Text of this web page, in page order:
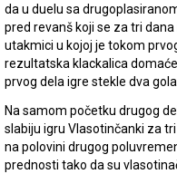
da u duelu sa
pred revanš koji se za tri
utakmici u kojoj je tokom
rezultatska klackalica
prvog dela igre stekle dva
Na samom početku drugog
slabiju igru Vlasotinčanki za
na polovini drugog
prednosti tako da su